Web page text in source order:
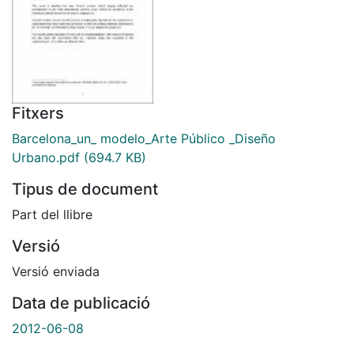
Fitxers
Barcelona_un_ modelo_Arte Público _Diseño
Urbano.pdf (694.7 KB)
Tipus de document
Part del llibre
Versió
Versió enviada
Data de publicació
2012-06-08